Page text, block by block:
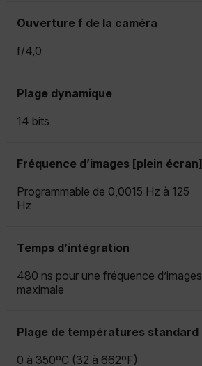
Ouverture f de la caméra
f/4,0
Plage dynamique
14 bits
Fréquence d’images [plein écran]
Programmable de 0,0015 Hz à 125
Hz
Temps d’intégration
480 ns pour une fréquence d’images
maximale
Plage de températures standard
0 à 350ºC (32 à 662ºF)
sf_territory
OpenIdConnect.nonce.
{1-60}